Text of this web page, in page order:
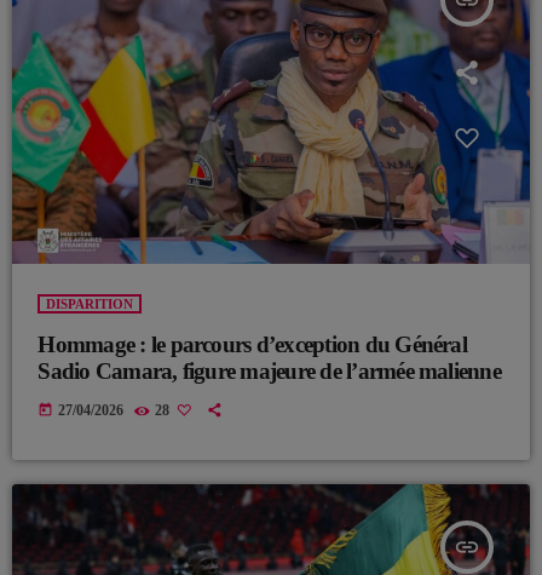
DISPARITION
Hommage : le parcours d’exception du Général
Sadio Camara, figure majeure de l’armée malienne
today 27/04/2026 28
insert_link